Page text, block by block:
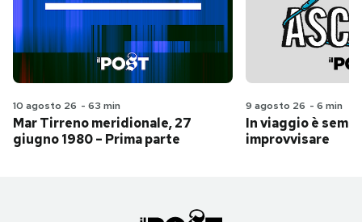
10 agosto 26 - 63 min
Mar Tirreno meridionale, 27
giugno 1980 – Prima parte
9 agosto 26 - 6 min
In viaggio è
improvvisare